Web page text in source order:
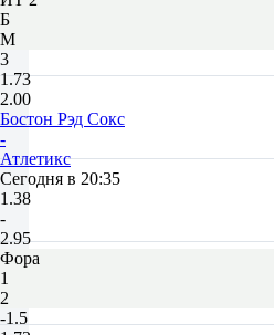
Б
М
3
1.73
2.00
Бостон Рэд Сокс
-
Атлетикс
Сегодня в 20:35
1.38
-
2.95
Фора
1
2
-1.5